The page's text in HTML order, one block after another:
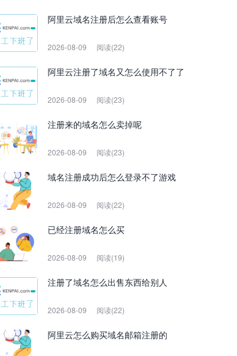
阿里云域名注册后怎么查看账号
2026-08-09 阅读(22)
阿里云注册了域名又怎么使用不了了
2026-08-09 阅读(23)
注册来的域名怎么卖掉呢
2026-08-09 阅读(23)
域名注册成功后怎么登录不了游戏
2026-08-09 阅读(22)
已经注册域名怎么买
2026-08-09 阅读(19)
注册了域名怎么出售东西给别人
2026-08-09 阅读(22)
阿里云怎么购买域名邮箱注册的